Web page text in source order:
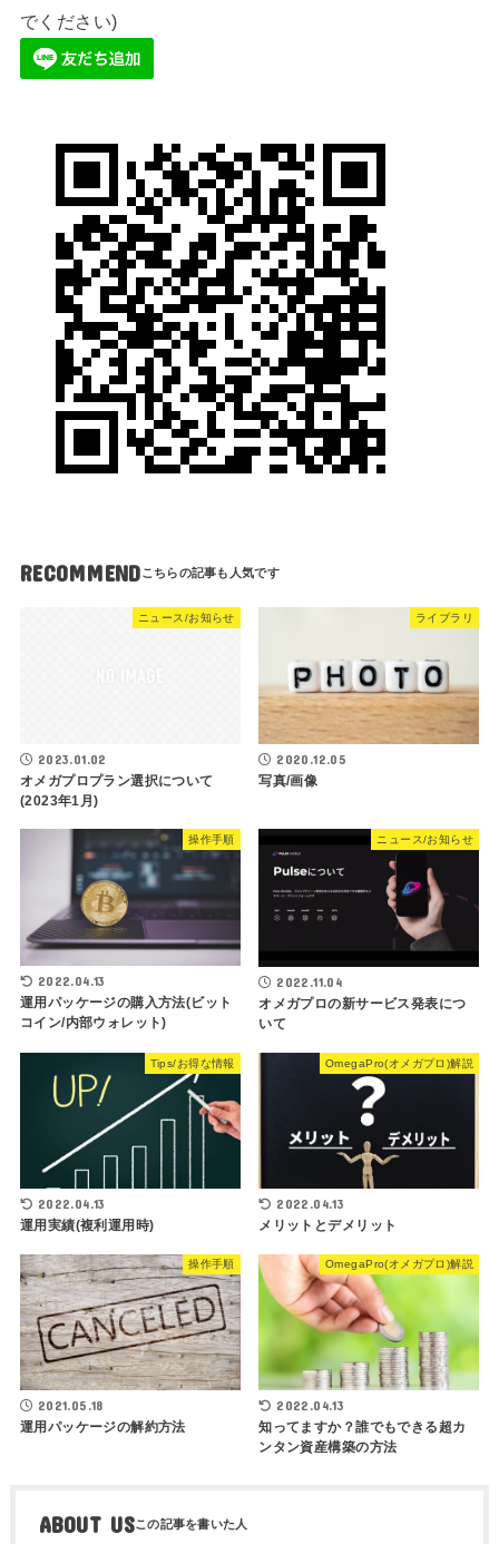
でください)
RECOMMEND
ニュース/お知らせ
2023.01.02
オメガプロプラン選択について
(2023年1月)
ライブラリ
2020.12.05
写真/画像
操作手順
2022.04.13
運用パッケージの購入方法(ビット
コイン/内部ウォレット)
ニュース/お知らせ
2022.11.04
オメガプロの新サービス発表につ
いて
Tips/お得な情報
2022.04.13
運用実績(複利運用時)
OmegaPro(オメガプロ)解説
2022.04.13
メリットとデメリット
操作手順
2021.05.18
運用パッケージの解約方法
OmegaPro(オメガプロ)解説
2022.04.13
知ってますか？誰でもできる超カ
ンタン資産構築の方法
ABOUT US